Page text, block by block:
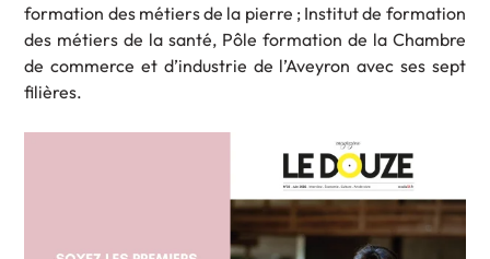
formation des métiers de la pierre ; Institut de formation
des métiers de la santé, Pôle formation de la Chambre
de commerce et d’industrie de l’Aveyron avec ses sept
filières.